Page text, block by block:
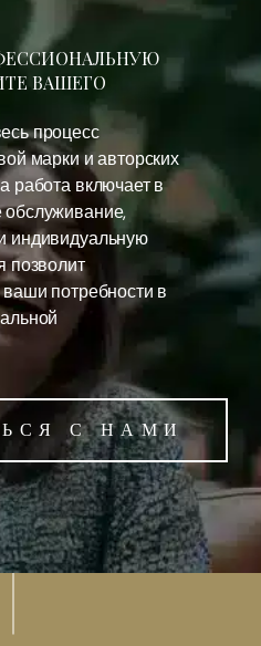
ВАШЕГО
процесс
маркии авторских
работа включает в
индивидуальную
позволит
потребности в
С НАМИ